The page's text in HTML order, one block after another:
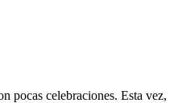
pocas celebraciones. Esta vez,